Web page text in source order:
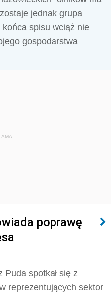
jednak grupa
spisu wciąż nie
gospodarstwa
poprawę
Puda spotkał się z
reprezentujących sektor